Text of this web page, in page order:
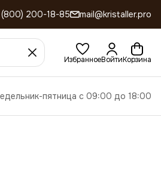
200-18-85 mail@kristaller.pro
ИзбранноеВойтиКорзина
пятница с 09:00 до 18:00